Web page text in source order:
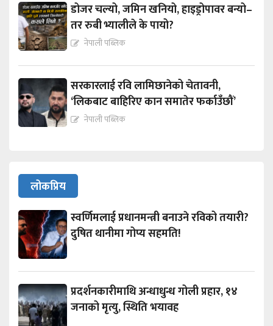
डोजर चल्यो, जमिन खनियो, हाइड्रोपावर बन्यो–
तर रुबी भ्यालीले के पायो?
नेपाली पब्लिक
सरकारलाई रवि लामिछानेको चेतावनी,
‘लिकबाट बाहिरिए कान समातेर फर्काउँछौं’
नेपाली पब्लिक
लोकप्रिय
स्वर्णिमलाई प्रधानमन्त्री बनाउने रविको तयारी?
दुषित थानीमा गोप्य सहमति!
प्रदर्शनकारीमाथि अन्धाधुन्ध गोली प्रहार, १४
जनाको मृत्यु, स्थिति भयावह